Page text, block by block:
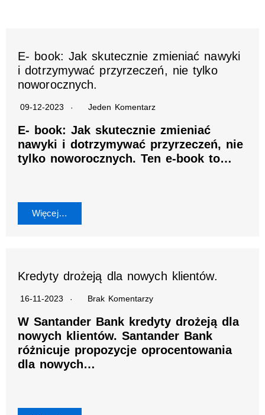
E- book: Jak skutecznie zmieniać nawyki
i dotrzymywać przyrzeczeń, nie tylko
noworocznych.
09-12-2023 Jeden Komentarz
E- book: Jak skutecznie zmieniać
nawyki i dotrzymywać przyrzeczeń, nie
tylko noworocznych. Ten e-book to…
Więcej…
Kredyty drożeją dla nowych klientów.
16-11-2023 Brak Komentarzy
W Santander Bank kredyty drożeją dla
nowych klientów. Santander Bank
różnicuje propozycje oprocentowania
dla nowych…